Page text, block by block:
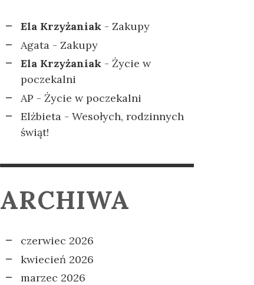
Ela Krzyżaniak - Zakupy
Agata - Zakupy
Ela Krzyżaniak - Życie w
poczekalni
AP - Życie w poczekalni
Elżbieta - Wesołych, rodzinnych
świąt!
ARCHIWA
czerwiec 2026
kwiecień 2026
marzec 2026